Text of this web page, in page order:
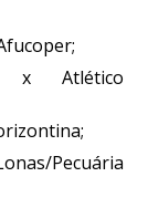
x Atlético
Pecuária